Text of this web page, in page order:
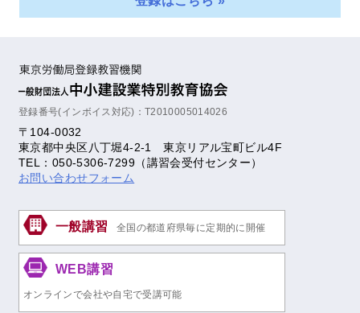
登録番号(インボイス対応)：T2010005014026
〒104-0032
東京都中央区八丁堀4-2-1 東京リアル宝町ビル4F
TEL：050-5306-7299（講習会受付センター）
お問い合わせフォーム
一般講習 全国の都道府県毎に定期的に開催
WEB講習
オンラインで会社や自宅で受講可能